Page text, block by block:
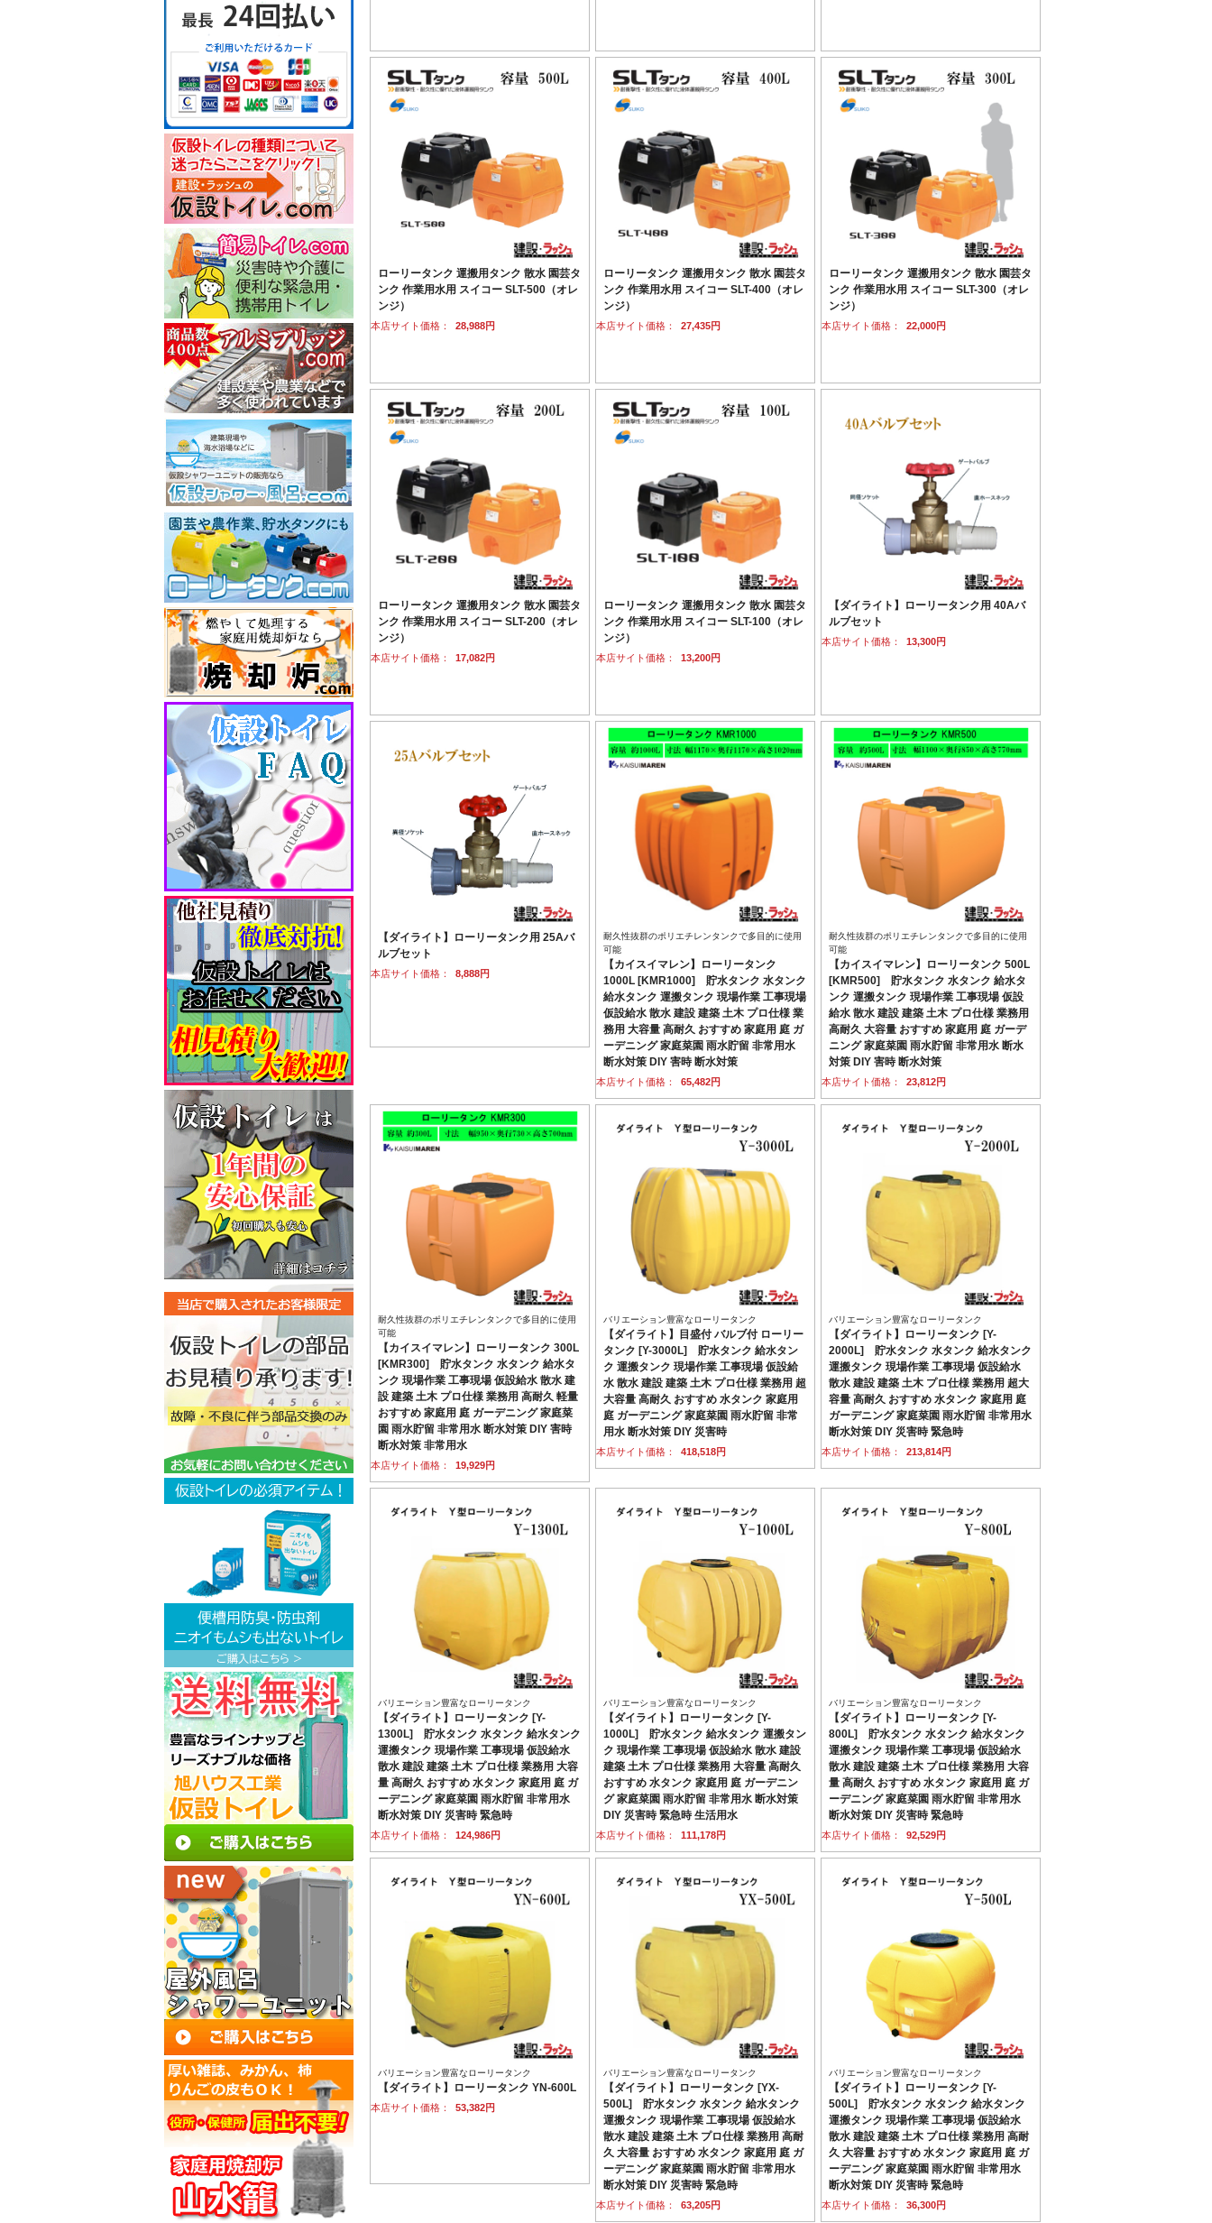
ローリータンク 運搬用タンク 散水 園芸タ
ンク 作業用水用 スイコー SLT-500（オレ
ンジ）
本店サイト価格： 28,988円
ローリータンク 運搬用タンク 散水 園芸タ
ンク 作業用水用 スイコー SLT-400（オレ
ンジ）
本店サイト価格： 27,435円
ローリータンク 運搬用タンク 散水 園芸タ
ンク 作業用水用 スイコー SLT-300（オレ
ンジ）
本店サイト価格： 22,000円
ローリータンク 運搬用タンク 散水 園芸タ
ンク 作業用水用 スイコー SLT-200（オレ
ンジ）
本店サイト価格： 17,082円
ローリータンク 運搬用タンク 散水 園芸タ
ンク 作業用水用 スイコー SLT-100（オレ
ンジ）
本店サイト価格： 13,200円
【ダイライト】ローリータンク用 40Aバ
ルブセット
本店サイト価格： 13,300円
【ダイライト】ローリータンク用 25Aバ
ルブセット
本店サイト価格： 8,888円
耐久性抜群のポリエチレンタンクで多目的に使用
可能
【カイスイマレン】ローリータンク
1000L [KMR1000] 貯水タンク 水タンク
給水タンク 運搬タンク 現場作業 工事現場
仮設給水 散水 建設 建築 土木 プロ仕様 業
務用 大容量 高耐久 おすすめ 家庭用 庭 ガ
ーデニング 家庭菜園 雨水貯留 非常用水
断水対策 DIY 害時 断水対策
本店サイト価格： 65,482円
耐久性抜群のポリエチレンタンクで多目的に使用
可能
【カイスイマレン】ローリータンク 500L
[KMR500] 貯水タンク 水タンク 給水タ
ンク 運搬タンク 現場作業 工事現場 仮設
給水 散水 建設 建築 土木 プロ仕様 業務用
高耐久 大容量 おすすめ 家庭用 庭 ガーデ
ニング 家庭菜園 雨水貯留 非常用水 断水
対策 DIY 害時 断水対策
本店サイト価格： 23,812円
耐久性抜群のポリエチレンタンクで多目的に使用
可能
【カイスイマレン】ローリータンク 300L
[KMR300] 貯水タンク 水タンク 給水タ
ンク 現場作業 工事現場 仮設給水 散水 建
設 建築 土木 プロ仕様 業務用 高耐久 軽量
おすすめ 家庭用 庭 ガーデニング 家庭菜
園 雨水貯留 非常用水 断水対策 DIY 害時
断水対策 非常用水
本店サイト価格： 19,929円
バリエーション豊富なローリータンク
【ダイライト】目盛付 バルブ付 ローリー
タンク [Y-3000L] 貯水タンク 給水タン
ク 運搬タンク 現場作業 工事現場 仮設給
水 散水 建設 建築 土木 プロ仕様 業務用 超
大容量 高耐久 おすすめ 水タンク 家庭用
庭 ガーデニング 家庭菜園 雨水貯留 非常
用水 断水対策 DIY 災害時
本店サイト価格： 418,518円
バリエーション豊富なローリータンク
【ダイライト】ローリータンク [Y-
2000L] 貯水タンク 水タンク 給水タンク
運搬タンク 現場作業 工事現場 仮設給水
散水 建設 建築 土木 プロ仕様 業務用 超大
容量 高耐久 おすすめ 水タンク 家庭用 庭
ガーデニング 家庭菜園 雨水貯留 非常用水
断水対策 DIY 災害時 緊急時
本店サイト価格： 213,814円
バリエーション豊富なローリータンク
【ダイライト】ローリータンク [Y-
1300L] 貯水タンク 水タンク 給水タンク
運搬タンク 現場作業 工事現場 仮設給水
散水 建設 建築 土木 プロ仕様 業務用 大容
量 高耐久 おすすめ 水タンク 家庭用 庭 ガ
ーデニング 家庭菜園 雨水貯留 非常用水
断水対策 DIY 災害時 緊急時
本店サイト価格： 124,986円
バリエーション豊富なローリータンク
【ダイライト】ローリータンク [Y-
1000L] 貯水タンク 給水タンク 運搬タン
ク 現場作業 工事現場 仮設給水 散水 建設
建築 土木 プロ仕様 業務用 大容量 高耐久
おすすめ 水タンク 家庭用 庭 ガーデニン
グ 家庭菜園 雨水貯留 非常用水 断水対策
DIY 災害時 緊急時 生活用水
本店サイト価格： 111,178円
バリエーション豊富なローリータンク
【ダイライト】ローリータンク [Y-
800L] 貯水タンク 水タンク 給水タンク
運搬タンク 現場作業 工事現場 仮設給水
散水 建設 建築 土木 プロ仕様 業務用 大容
量 高耐久 おすすめ 水タンク 家庭用 庭 ガ
ーデニング 家庭菜園 雨水貯留 非常用水
断水対策 DIY 災害時 緊急時
本店サイト価格： 92,529円
バリエーション豊富なローリータンク
【ダイライト】ローリータンク YN-600L
本店サイト価格： 53,382円
バリエーション豊富なローリータンク
【ダイライト】ローリータンク [YX-
500L] 貯水タンク 水タンク 給水タンク
運搬タンク 現場作業 工事現場 仮設給水
散水 建設 建築 土木 プロ仕様 業務用 高耐
久 大容量 おすすめ 水タンク 家庭用 庭 ガ
ーデニング 家庭菜園 雨水貯留 非常用水
断水対策 DIY 災害時 緊急時
本店サイト価格： 63,205円
バリエーション豊富なローリータンク
【ダイライト】ローリータンク [Y-
500L] 貯水タンク 水タンク 給水タンク
運搬タンク 現場作業 工事現場 仮設給水
散水 建設 建築 土木 プロ仕様 業務用 高耐
久 大容量 おすすめ 水タンク 家庭用 庭 ガ
ーデニング 家庭菜園 雨水貯留 非常用水
断水対策 DIY 災害時 緊急時
本店サイト価格： 36,300円